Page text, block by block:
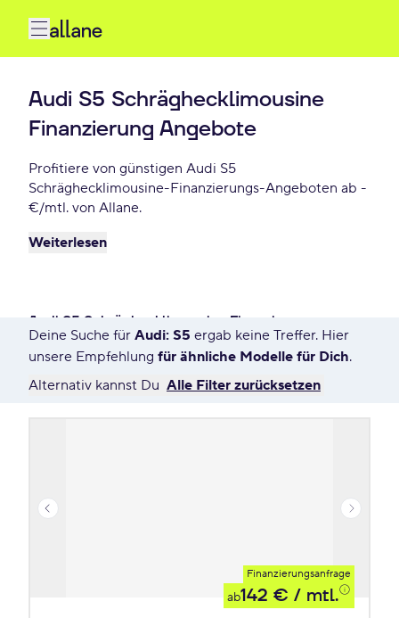
Audi S5 Schräghecklimousine
Finanzierung Angebote
Profitiere von günstigen Audi S5
Schräghecklimousine-Finanzierungs-Angeboten ab -
€/mtl. von Allane.
Weiterlesen
Audi S5 Schräghecklimousine Finanzieren
1 Angebot für Deine Suche
Deine Suche für Audi: S5 ergab keine Treffer. Hier
unsere Empfehlung für ähnliche Modelle für Dich.
Alternativ kannst Du Alle Filter zurücksetzen
Finanzierungsanfrage
ab142 € / mtl.